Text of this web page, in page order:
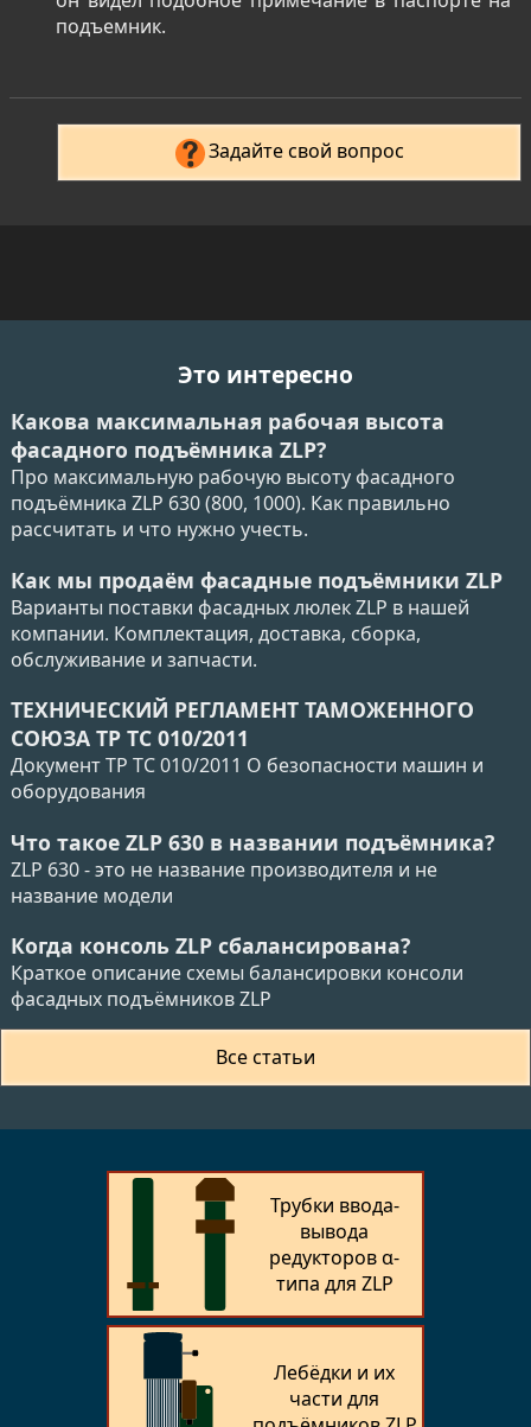
подъемник.
Задайте свой вопрос
Это интересно
Какова максимальная рабочая высота
фасадного подъёмника ZLP?
Про максимальную рабочую высоту фасадного
подъёмника ZLP 630 (800, 1000). Как правильно
рассчитать и что нужно учесть.
Как мы продаём фасадные подъёмники ZLP
Варианты поставки фасадных люлек ZLP в нашей
компании. Комплектация, доставка, сборка,
обслуживание и запчасти.
ТЕХНИЧЕСКИЙ РЕГЛАМЕНТ ТАМОЖЕННОГО
СОЮЗА ТР ТС 010/2011
Документ ТР ТС 010/2011 О безопасности машин и
оборудования
Что такое ZLP 630 в названии подъёмника?
ZLP 630 - это не название производителя и не
название модели
Когда консоль ZLP сбалансирована?
Краткое описание схемы балансировки консоли
фасадных подъёмников ZLP
Все статьи
Трубки ввода-
вывода
редукторов α-
типа для ZLP
Лебёдки и их
части для